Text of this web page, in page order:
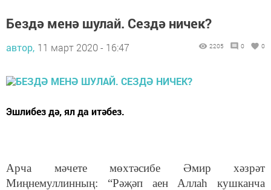
Бездә менә шулай. Сездә ничек?
автор, 11 март 2020 - 16:47 2205 0 0
Эшлибез дә, ял да итәбез.
Арча мәчете мөхтәсибе Әмир хәзрәт
Миңнемуллинның: “Рәҗәп аен Аллаһ кушканча